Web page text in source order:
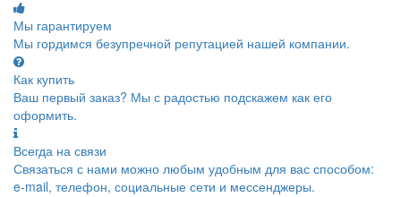
Мы гарантируем
Мы гордимся безупречной репутацией нашей компании.
Как купить
Ваш первый заказ? Мы с радостью подскажем как его
оформить.
Всегда на связи
Связаться с нами можно любым удобным для вас способом:
e-mail, телефон, социальные сети и мессенджеры.